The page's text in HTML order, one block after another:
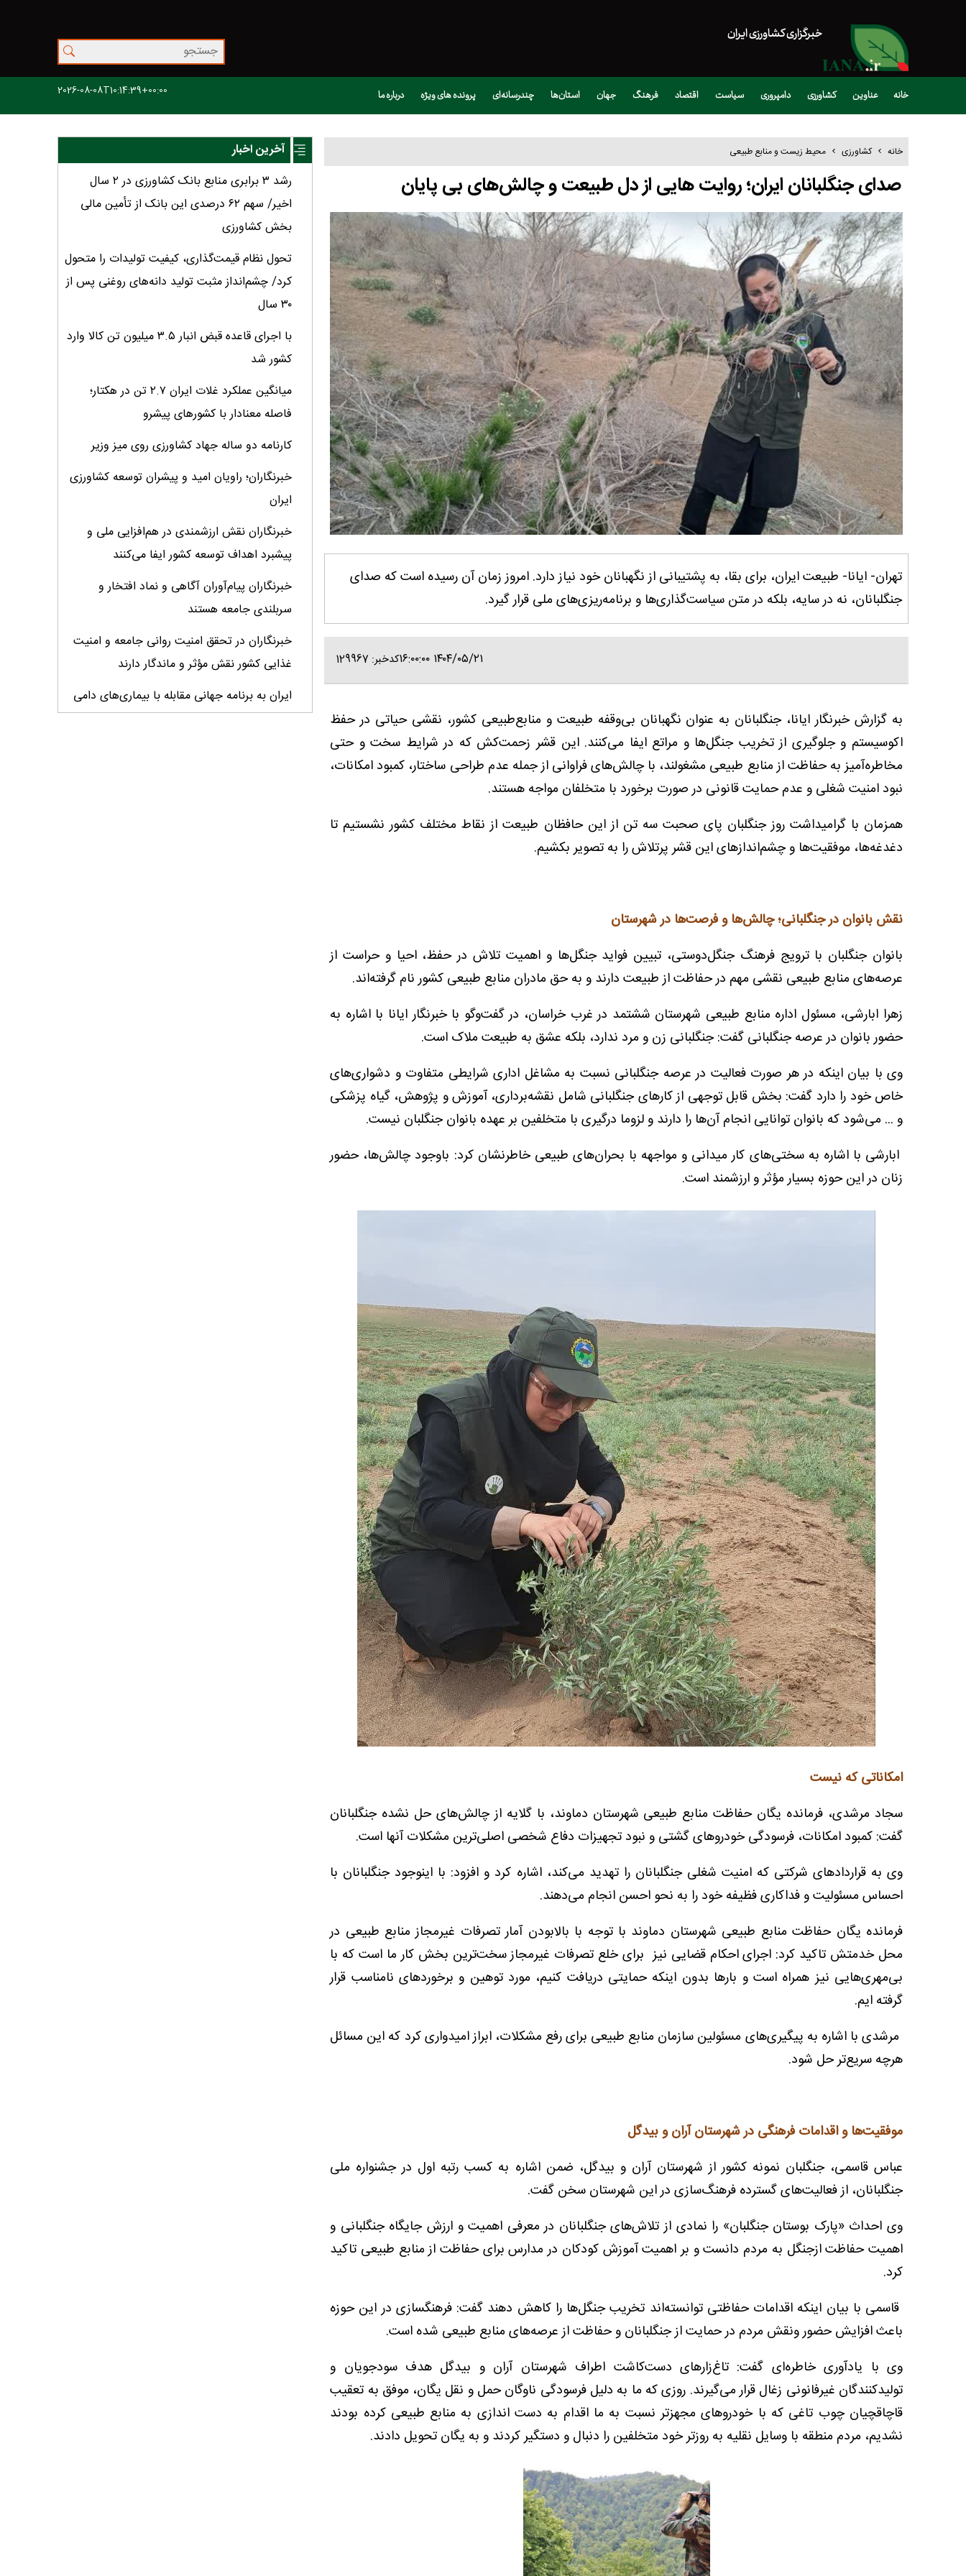
خبرگزاری کشاورزی ایران
خانه عناوین کشاورزی دامپروری سیاست اقتصاد فرهنگ جهان استان‌ها چندرسانه‌ای پرونده های ویژه درباره ما 2026-08-08T10:14:39+00:00
خانه کشاورزی محیط زیست و منابع طبیعی
صدای جنگلبانان ایران؛ روایت هایی از دل طبیعت و چالش‌های بی پایان
تهران- ایانا- طبیعت ایران، برای بقا، به پشتیبانی از نگهبانان خود نیاز دارد. امروز زمان آن رسیده است که صدای
جنگلبانان، نه در سایه، بلکه در متن سیاست‌گذاری‌ها و برنامه‌ریزی‌های ملی قرار گیرد.
۱۴۰۴/۰۵/۲۱ ۱۶:۰۰:۰۰ کدخبر: 129967
به گزارش خبرنگار ایانا، جنگلبانان به عنوان نگهبانان بی‌وقفه طبیعت و منابع‌طبیعی کشور، نقشی حیاتی در حفظ
اکوسیستم‌ و جلوگیری از تخریب جنگل‌ها و مراتع ایفا می‌کنند. این قشر زحمت‌کش که در شرایط سخت و حتی
مخاطره‌آمیز به حفاظت از منابع طبیعی مشغولند، با چالش‌های فراوانی از جمله عدم طراحی ساختار، کمبود امکانات،
نبود امنیت شغلی و عدم حمایت قانونی در صورت برخورد با متخلفان مواجه هستند.
همزمان با گرامیداشت روز جنگلبان پای صحبت سه تن از این حافظان طبیعت از نقاط مختلف کشور نشستیم تا
دغدغه‌ها، موفقیت‌ها و چشم‌اندازهای این قشر پرتلاش را به تصویر بکشیم.
نقش بانوان در جنگلبانی؛ چالش‌ها و فرصت‌ها در شهرستان
بانوان جنگلبان با ترویج فرهنگ جنگل‌دوستی، تبیین فواید جنگل‌ها و اهمیت تلاش در حفظ، احیا و حراست از
عرصه‌های منابع طبیعی نقشی مهم در حفاظت از طبیعت دارند و به حق مادران منابع طبیعی کشور نام گرفته‌اند.
زهرا ابارشی، مسئول اداره منابع طبیعی شهرستان ششتمد در غرب خراسان، در گفت‌وگو با خبرنگار ایانا با اشاره به
حضور بانوان در عرصه جنگلبانی گفت: جنگلبانی زن و مرد ندارد، بلکه عشق به طبیعت ملاک است.
وی با بیان اینکه در هر صورت فعالیت در عرصه جنگلبانی نسبت به مشاغل اداری شرایطی متفاوت و دشواری‌های
خاص خود را دارد گفت: بخش قابل توجهی از کارهای جنگلبانی شامل نقشه‌برداری، آموزش و پژوهش، گیاه پزشکی
و ... می‌شود که بانوان توانایی انجام آن‌ها را دارند و لزوما درگیری با متخلفین بر عهده بانوان جنگلبان نیست.
ابارشی با اشاره به سختی‌های کار میدانی و مواجهه با بحران‌های طبیعی خاطرنشان کرد: باوجود چالش‌ها، حضور
زنان در این حوزه بسیار مؤثر و ارزشمند است.
امکاناتی که نیست
سجاد مرشدی، فرمانده یگان حفاظت منابع طبیعی شهرستان دماوند، با گلایه از چالش‌های حل نشده جنگلبانان
گفت: کمبود امکانات، فرسودگی خودروهای گشتی و نبود تجهیزات دفاع شخصی اصلی‌ترین مشکلات آنها است.
وی به قراردادهای شرکتی که امنیت شغلی جنگلبانان را تهدید می‌کند، اشاره کرد و افزود: با اینوجود جنگلبانان با
احساس مسئولیت و فداکاری فظیفه خود را به نحو احسن انجام می‌دهند.
فرمانده یگان حفاظت منابع طبیعی شهرستان دماوند با توجه با بالابودن آمار تصرفات غیرمجاز منابع طبیعی در
محل خدمتش تاکید کرد: اجرای احکام قضایی نیز برای خلع تصرفات غیرمجاز سخت‌ترین بخش کار ما است که با
بی‌مهری‌هایی نیز همراه است و بارها بدون اینکه حمایتی دریافت کنیم، مورد توهین و برخوردهای نامناسب قرار
گرفته ایم.
مرشدی با اشاره به پیگیری‌های مسئولین سازمان منابع طبیعی برای رفع مشکلات، ابراز امیدواری کرد که این مسائل
هرچه سریع‌تر حل شود.
موفقیت‌ها و اقدامات فرهنگی در شهرستان آران و بیدگل
عباس قاسمی، جنگلبان نمونه کشور از شهرستان آران و بیدگل، ضمن اشاره به کسب رتبه اول در جشنواره ملی
جنگلبانان، از فعالیت‌های گسترده فرهنگ‌سازی در این شهرستان سخن گفت.
وی احداث «پارک بوستان جنگلبان» را نمادی از تلاش‌های جنگلبانان در معرفی اهمیت و ارزش جایگاه جنگلبانی و
اهمیت حفاظت ازجنگل به مردم دانست و بر اهمیت آموزش کودکان در مدارس برای حفاظت از منابع طبیعی تاکید
کرد.
قاسمی با بیان اینکه اقدامات حفاظتی توانسته‌اند تخریب جنگل‌ها را کاهش دهند گفت: فرهنگسازی در این حوزه
باعث افزایش حضور ونقش مردم در حمایت از جنگلبانان و حفاظت از عرصه‌های منابع طبیعی شده است.
وی با یادآوری خاطره‌ای گفت: تاغ‌زارهای دست‌کاشت اطراف شهرستان آران و بیدگل هدف سودجویان و
تولیدکنندگان غیرفانونی زغال قرار می‌گیرند. روزی که ما به دلیل فرسودگی ناوگان حمل و نقل یگان، موفق به تعقیب
قاچاقچیان چوب تاغی که با خودروهای مجهزتر نسبت به ما اقدام به دست اندازی به منابع طبیعی کرده بودند
نشدیم، مردم منطقه با وسایل نقلیه به روزتر خود متخلفین را دنبال و دستگیر کردند و به یگان تحویل دادند.
آخرین اخبار
رشد ۳ برابری منابع بانک کشاورزی در ۲ سال
اخیر/ سهم ۶۲ درصدی این بانک از تأمین مالی
بخش کشاورزی
تحول نظام قیمت‌گذاری، کیفیت تولیدات را متحول
کرد/ چشم‌انداز مثبت تولید دانه‌های روغنی پس از
۳۰ سال
با اجرای قاعده قبض انبار ۳.۵ میلیون تن کالا وارد
کشور شد
میانگین عملکرد غلات ایران ۲.۷ تن در هکتار؛
فاصله معنادار با کشورهای پیشرو
کارنامه دو ساله جهاد کشاورزی روی میز وزیر
خبرنگاران؛ راویان امید و پیشران توسعه کشاورزی
ایران
خبرنگاران نقش ارزشمندی در هم‌افزایی ملی و
پیشبرد اهداف توسعه کشور ایفا می‌کنند
خبرنگاران پیام‌آوران آگاهى و نماد افتخار و
سربلندى جامعه هستند
خبرنگاران در تحقق امنیت روانی جامعه و امنیت
غذایی کشور نقش مؤثر و ماندگار دارند
ایران به برنامه جهانی مقابله با بیماری‌های دامی
فرامرزی پیوست